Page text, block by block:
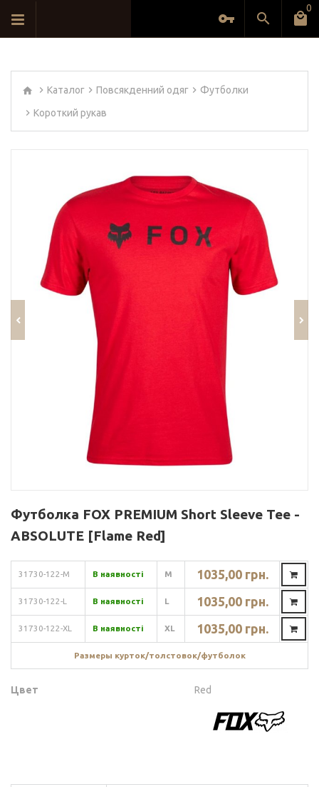
0
Каталог Повсякденний одяг Футболки
Короткий рукав
Футболка FOX PREMIUM Short Sleeve Tee -
ABSOLUTE [Flame Red]
31730-122-M В наявності M 1035,00 грн.
31730-122-L В наявності L 1035,00 грн.
31730-122-XL В наявності XL 1035,00 грн.
Размеры курток/толстовок/футболок
Цвет Red